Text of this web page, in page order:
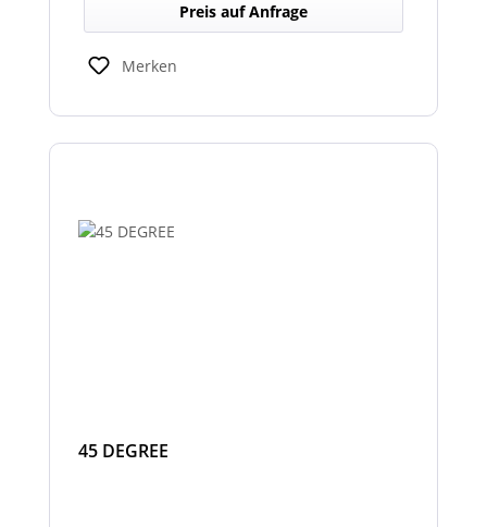
gezielte Warnsignale abzugeben. Sie
erhöhen die Sicht- und Hörbarkeit von
Warnhinweisen für Fahrer und Umfeld und
verbessern so die Sicherheit bei Einsatz-
Preis auf Anfrage
Merken
45 DEGREE